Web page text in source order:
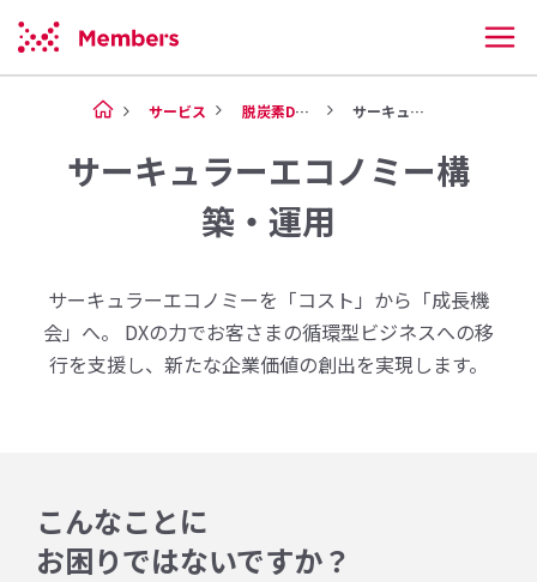
サービス 脱炭素DX・サーキュラーエコノミー サーキュラーエコノミー構築・運...
サーキュラーエコノミー構
築・運用
サーキュラーエコノミーを「コスト」から「成長機
会」へ。 DXの力でお客さまの循環型ビジネスへの移
行を支援し、新たな企業価値の創出を実現します。
こんなことに
お困りではないですか？